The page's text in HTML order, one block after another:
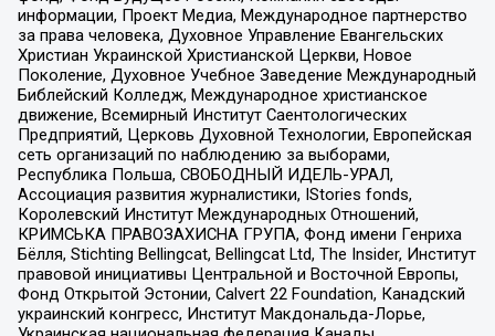
информации, Проект Медиа, Международное партнерство
за права человека, Духовное Управление Евангельских
Христиан Украинской Христианской Церкви, Новое
Поколение, Духовное Учебное Заведение Международный
Библейский Колледж, Международное христианское
движение, Всемирный Институт Саентологических
Предприятий, Церковь Духовной Технологии, Европейская
сеть организаций по наблюдению за выборами,
Республика Польша, СВОБОДНЫЙ ИДЕЛЬ-УРАЛ,
Ассоциация развития журналистики, IStories fonds,
Королевский Институт Международных Отношений,
КРИМСЬКА ПРАВОЗАХИСНА ГРУПА, Фонд имени Генриха
Бёлля, Stichting Bellingcat, Bellingcat Ltd, The Insider, Институт
правовой инициативы Центральной и Восточной Европы,
Фонд Открытой Эстонии, Calvert 22 Foundation, Канадский
украинский конгресс, Институт Макдональда-Лорье,